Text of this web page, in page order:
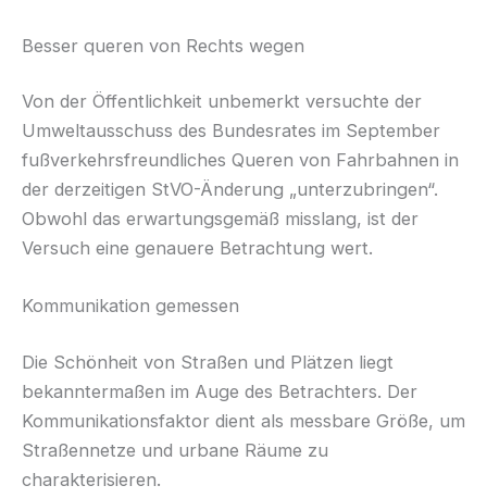
Besser queren von Rechts wegen
Von der Öffentlichkeit unbemerkt versuchte der
Umweltausschuss des Bundesrates im September
fußverkehrsfreundliches Queren von Fahrbahnen in
der derzeitigen StVO-Änderung „unterzubringen“.
Obwohl das erwartungsgemäß misslang, ist der
Versuch eine genauere Betrachtung wert.
Kommunikation gemessen
Die Schönheit von Straßen und Plätzen liegt
bekanntermaßen im Auge des Betrachters. Der
Kommunikationsfaktor dient als messbare Größe, um
Straßennetze und urbane Räume zu
charakterisieren.